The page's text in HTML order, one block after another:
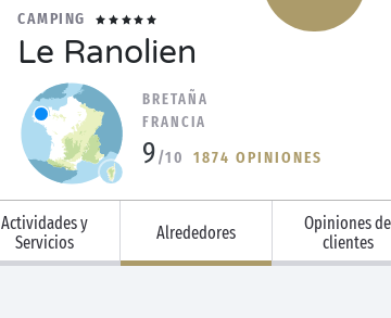
CAMPING
Le Ranolien
BRETAÑA
FRANCIA
9/10 1874 OPINIONES
Actividades y
Servicios
Alrededores
Opiniones de
clientes